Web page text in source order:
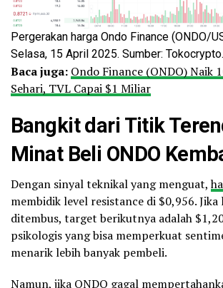
Pergerakan harga Ondo Finance (ONDO/
Selasa, 15 April 2025. Sumber: Tokocrypto.
Baca juga: Ondo Finance (ONDO) Naik
Sehari, TVL Capai $1 Miliar
Bangkit dari Titik
Minat Beli ONDO
Dengan sinyal teknikal yang menguat,
membidik level resistance di $0,956.
ditembus, target berikutnya adalah
psikologis yang bisa memperkuat
menarik lebih banyak pembeli.
Namun, jika ONDO gagal